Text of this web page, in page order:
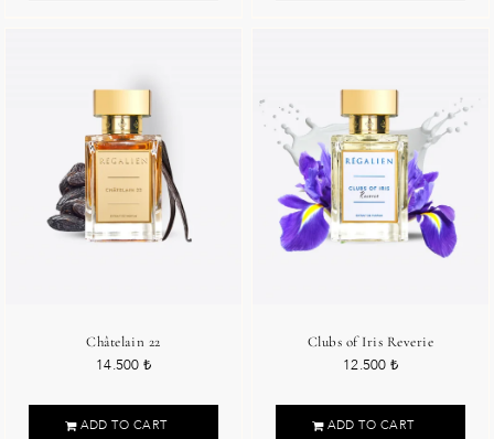
Châtelain 22
14.500 ₺
ADD TO CART
Clubs of Iris Reverie
12.500 ₺
ADD TO CART